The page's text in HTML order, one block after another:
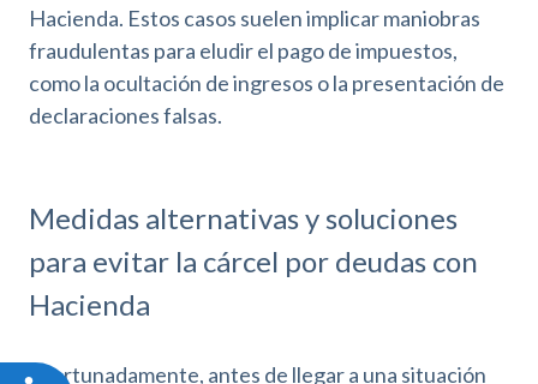
Hacienda. Estos casos suelen implicar maniobras
fraudulentas para eludir el pago de impuestos,
como la ocultación de ingresos o la presentación de
declaraciones falsas.
Medidas alternativas y soluciones
para evitar la cárcel por deudas con
Hacienda
Afortunadamente, antes de llegar a una situación